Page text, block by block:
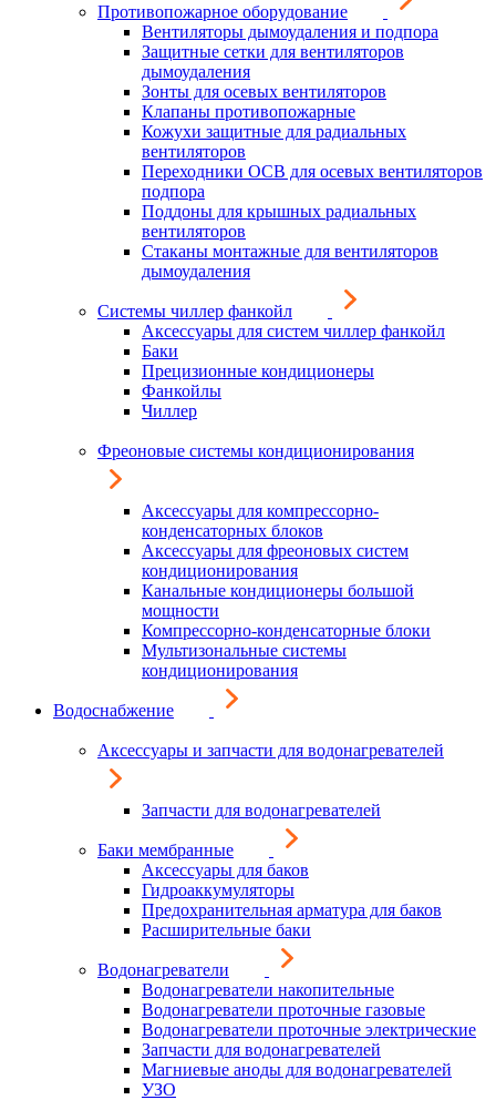
Противопожарное оборудование
Вентиляторы дымоудаления и подпора
Защитные сетки для вентиляторов
дымоудаления
Зонты для осевых вентиляторов
Клапаны противопожарные
Кожухи защитные для радиальных
вентиляторов
Переходники ОСВ для осевых вентиляторов
подпора
Поддоны для крышных радиальных
вентиляторов
Стаканы монтажные для вентиляторов
дымоудаления
Системы чиллер фанкойл
Аксессуары для систем чиллер фанкойл
Баки
Прецизионные кондиционеры
Фанкойлы
Чиллер
Фреоновые системы кондиционирования
Аксессуары для компрессорно-
конденсаторных блоков
Аксессуары для фреоновых систем
кондиционирования
Канальные кондиционеры большой
мощности
Компрессорно-конденсаторные блоки
Мультизональные системы
кондиционирования
Водоснабжение
Аксессуары и запчасти для водонагревателей
Запчасти для водонагревателей
Баки мембранные
Аксессуары для баков
Гидроаккумуляторы
Предохранительная арматура для баков
Расширительные баки
Водонагреватели
Водонагреватели накопительные
Водонагреватели проточные газовые
Водонагреватели проточные электрические
Запчасти для водонагревателей
Магниевые аноды для водонагревателей
УЗО